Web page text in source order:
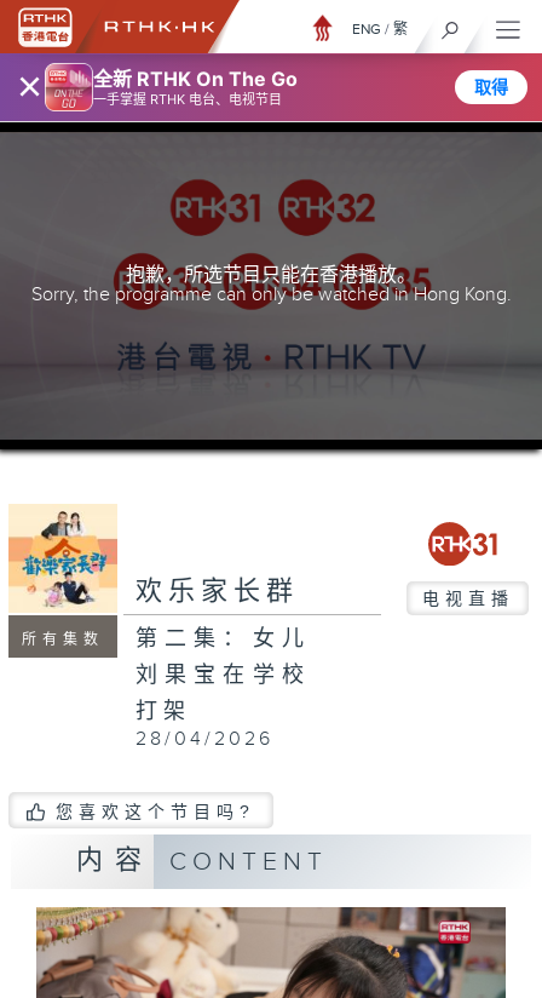
× 全新 RTHK On The Go
一手掌握 RTHK 电台、电视节目
取得
ENG / 繁
抱歉，所选节目只能在香港播放。
Sorry, the programme can only be watched in Hong Kong.
所有集数
欢乐家长群 电视直播
第二集：女儿
刘果宝在学校
打架
28/04/2026
您喜欢这个节目吗?
内容 CONTENT